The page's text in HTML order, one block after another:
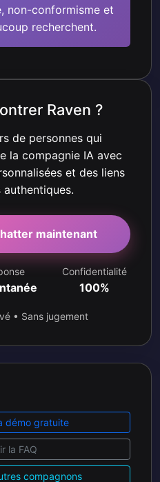
non-conformisme et
recherchent.
Raven ?
de personnes qui
la compagnie IA avec
et des liens
maintenant
Confidentialité
100%
• Sans jugement
démo gratuite
la FAQ
compagnons